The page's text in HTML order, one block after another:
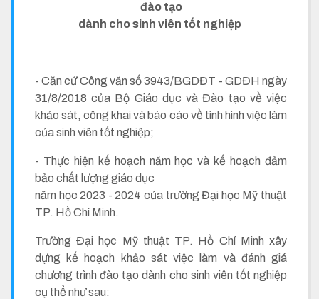
đào tạo
dành cho sinh viên tốt nghiệp
- Căn cứ Công văn số 3943/BGDĐT - GDĐH ngày
31/8/2018 của Bộ Giáo dục và Đào tạo về việc
khảo sát, công khai và báo cáo về tình hình việc làm
của sinh viên tốt nghiệp;
- Thực hiện kế hoạch năm học và kế hoạch đảm
bảo chất lượng giáo dục
năm học 2023 - 2024 của trường Đại học Mỹ thuật
TP. Hồ Chí Minh.
Trường Đại học Mỹ thuật TP. Hồ Chí Minh xây
dựng kế hoạch khảo sát việc làm và đánh giá
chương trình đào tạo dành cho sinh viên tốt nghiệp
cụ thể như sau: